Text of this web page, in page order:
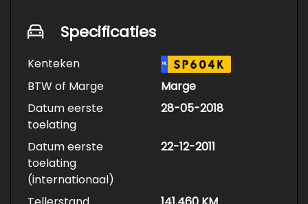
Specificaties
Kenteken NL SP604K
BTW of Marge
Marge
Datum eerste
toelating
28-05-2018
Datum eerste
toelating
(internationaal)
22-12-2011